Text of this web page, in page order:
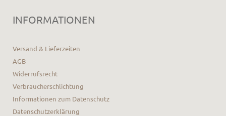
INFORMATIONEN
Versand & Lieferzeiten
AGB
Widerrufsrecht
Verbraucherschlichtung
Informationen zum Datenschutz
Datenschutzerklärung